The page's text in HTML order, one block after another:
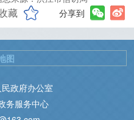
藏 分享到
政府办公室
务服务中心
图